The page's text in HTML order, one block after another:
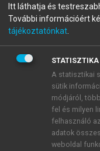
fiókoddal,
A regisztráció után a
BELÉPÉS
ÚJ FIÓK
1 óra díjmentes
E-MAIL-CÍM
Itt láthatja és
További információért
tájékoztatónkat
STATISZTIKA
A statisztikai
sütik
módjáról,
fel és milyen
felhasználó
adatok
weboldal